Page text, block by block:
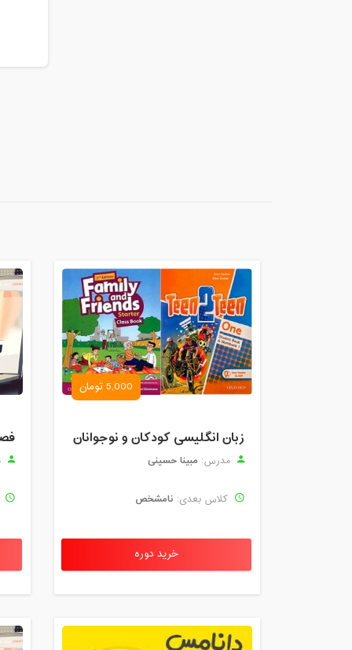
5,000 تومان
زبان انگلیسی کودکان و نوجوانان
مدرس: مبینا حسینی
کلاس بعدی: نامشخص
خرید دوره